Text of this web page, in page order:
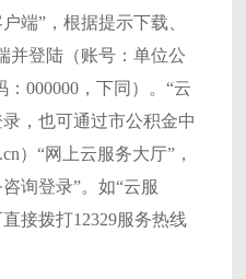
端”，根据提示下载、
并登陆（账号：单位公
000000，下同）。“云
，也可通过市公积金中
）“网上云服务大厅”，
询登录”。如“云服
接拨打12329服务热线